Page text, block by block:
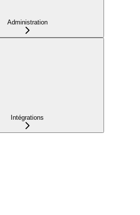
Administration
Intégrations